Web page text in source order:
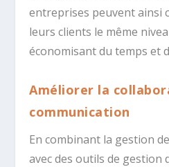
entreprises peuvent ainsi
leurs clients le même
économisant du temps et
Améliorer la
communication
En combinant la gestion
avec des outils de gestion